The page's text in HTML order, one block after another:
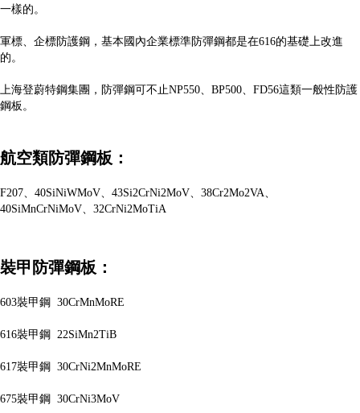
一樣的。
軍標、企標防護鋼，基本國內企業標準防彈鋼都是在616的基礎上改進
的。
上海登蔚特鋼集團，防彈鋼可不止NP550、BP500、FD56這類一般性防護
鋼板。
航空類防彈鋼板：
F207、40SiNiWMoV、43Si2CrNi2MoV、38Cr2Mo2VA、
40SiMnCrNiMoV、32CrNi2MoTiA
裝甲防彈鋼板：
603裝甲鋼 30CrMnMoRE
616裝甲鋼 22SiMn2TiB
617裝甲鋼 30CrNi2MnMoRE
675裝甲鋼 30CrNi3MoV